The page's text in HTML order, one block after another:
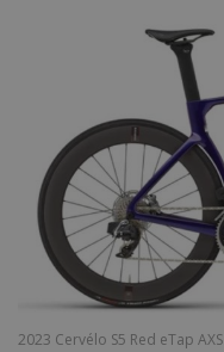
2023 Cervélo S5 Red eTap AXS